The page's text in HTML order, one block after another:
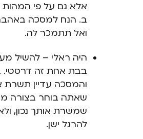
אלא גם על פי המהות
ב. הנח למסכה
ואל תתמכר לה.
היה ראלי – להשיל
בבת אחת זה דרסטי.
והמסכה עדיין תשרת
שאתה בוחר בצורה
שמשרת אותך נכון,
להרגל ישן.